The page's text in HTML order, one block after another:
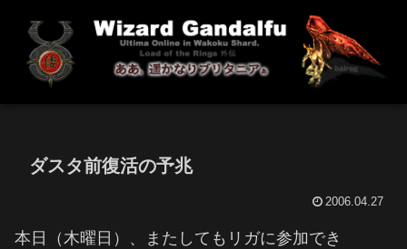
ダスタ前復活の予兆
2006.04.27
本日（木曜日）、またしてもリガに参加でき